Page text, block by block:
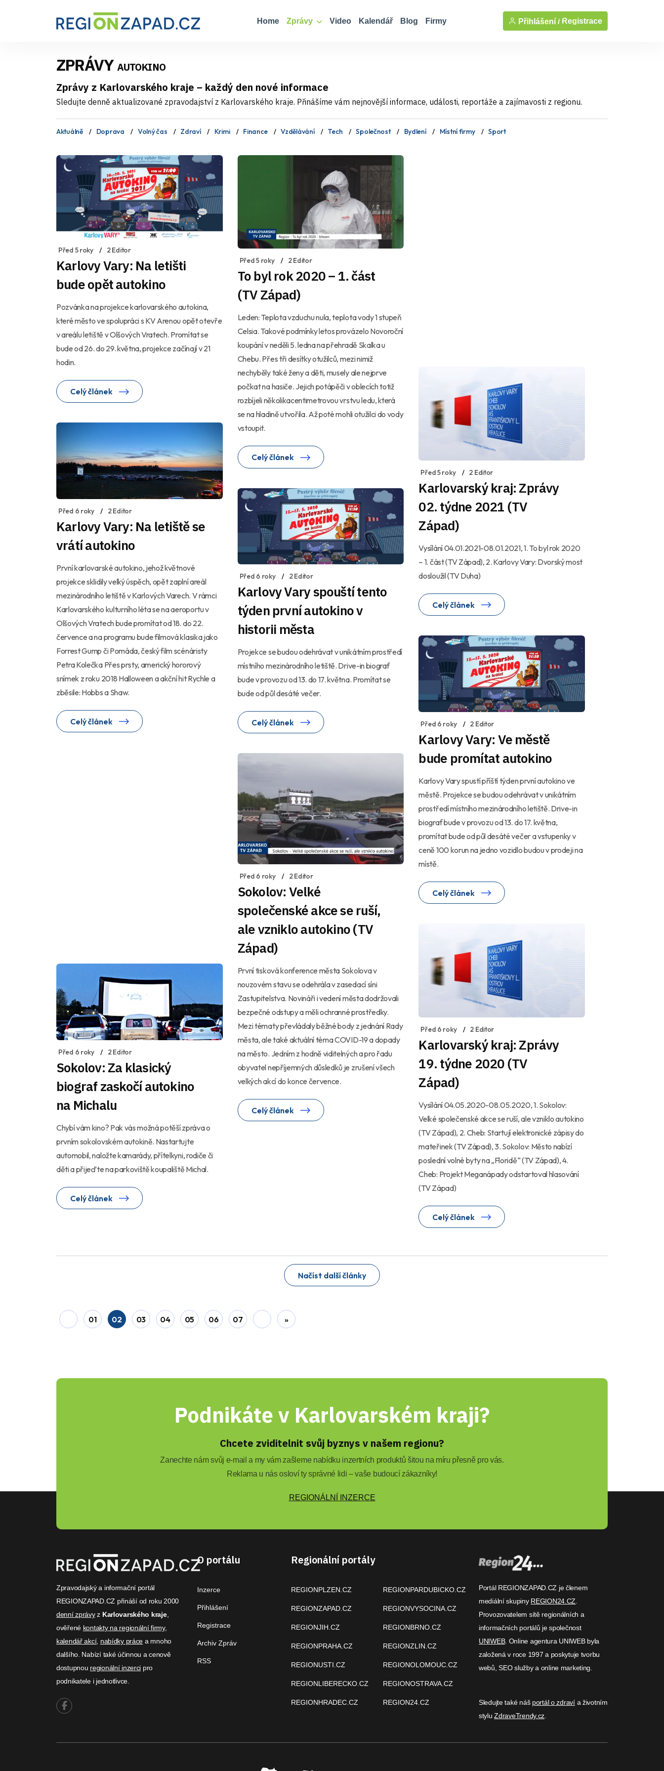
Home Zprávy Video Kalendář Blog Firmy Přihlášení / Registrace
ZPRÁVYAUTOKINO
Zprávy z Karlovarského kraje – každý den nové informace
Sledujte denně aktualizované zpravodajství z Karlovarského kraje. Přinášíme vám nejnovější informace, události, reportáže a zajímavosti z regionu.
Aktuálně Doprava Volný čas Zdraví Krimi Finance Vzdělávání Tech Společnost Bydlení Místní firmy Sport
Před 5 roky 2 Editor
Karlovy Vary: Na letišti
bude opět autokino
Pozvánka na projekce karlovarského autokina,
které město ve spolupráci s KV Arenou opět otevře
v areálu letiště v Olšových Vratech. Promítat se
bude od 26. do 29. května, projekce začínají v 21
hodin.
Celý článek
Před 5 roky 2 Editor
To byl rok 2020 – 1. část
(TV Západ)
Leden: Teplota vzduchu nula, teplota vody 1 stupeň
Celsia. Takové podmínky letos provázelo Novoroční
koupání v neděli 5. ledna na přehradě Skalka u
Chebu. Přes tři desítky otužilců, mezi nimiž
nechyběly také ženy a děti, musely ale nejprve
počkat na hasiče. Jejich potápěči v oblecích totiž
rozbíjeli několikacentimetrovou vrstvu ledu, která
se na hladině utvořila. Až poté mohli otužilci do vody
vstoupit.
Celý článek
Před 5 roky 2 Editor
Karlovarský kraj: Zprávy
02. týdne 2021 (TV
Západ)
Vysílání 04.01.2021-08.01.2021, 1. To byl rok 2020
– 1. část (TV Západ), 2. Karlovy Vary: Dvorský most
dosloužil (TV Duha)
Celý článek
Před 6 roky 2 Editor
Karlovy Vary: Na letiště se
vrátí autokino
První karlovarské autokino, jehož květnové
projekce sklidily velký úspěch, opět zaplní areál
mezinárodního letiště v Karlových Varech. V rámci
Karlovarského kulturního léta se na aeroportu v
Olšových Vratech bude promítat od 18. do 22.
července a na programu bude filmová klasika jako
Forrest Gump či Pomáda, český film scénáristy
Petra Kolečka Přes prsty, americký hororový
snímek z roku 2018 Halloween a akční hit Rychle a
zběsile: Hobbs a Shaw.
Celý článek
Před 6 roky 2 Editor
Karlovy Vary spouští tento
týden první autokino v
historii města
Projekce se budou odehrávat v unikátním prostředí
místního mezinárodního letiště. Drive-in biograf
bude v provozu od 13. do 17. května. Promítat se
bude od půl desáté večer.
Celý článek Před 6 roky 2 Editor
Karlovy Vary: Ve městě
bude promítat autokino
Karlovy Vary spustí příští týden první autokino ve
městě. Projekce se budou odehrávat v unikátním
prostředí místního mezinárodního letiště. Drive-in
biograf bude v provozu od 13. do 17. května,
promítat bude od půl desáté večer a vstupenky v
ceně 100 korun na jedno vozidlo budou v prodeji na
místě.
Celý článek
Před 6 roky 2 Editor
Sokolov: Velké
společenské akce se ruší,
ale vzniklo autokino (TV
Západ)
První tisková konference města Sokolova v
nouzovém stavu se odehrála v zasedací síni
Zastupitelstva. Novináři i vedení města dodržovali
bezpečné odstupy a měli ochranné prostředky.
Mezi tématy převládaly běžné body z jednání Rady
města, ale také aktuální téma COVID-19 a dopady
na město. Jedním z hodně viditelných a pro řadu
obyvatel nepříjemných důsledků je zrušení všech
velkých akcí do konce července.
Celý článek
Před 6 roky 2 Editor
Karlovarský kraj: Zprávy
19. týdne 2020 (TV
Západ)
Vysílání 04.05.2020-08.05.2020, 1. Sokolov:
Velké společenské akce se ruší, ale vzniklo autokino
(TV Západ), 2. Cheb: Startují elektronické zápisy do
mateřinek (TV Západ), 3. Sokolov: Město nabízí
poslední volné byty na „Floridě“ (TV Západ), 4.
Cheb: Projekt Meganápady odstartoval hlasování
(TV Západ)
Celý článek
Před 6 roky 2 Editor
Sokolov: Za klasický
biograf zaskočí autokino
na Michalu
Chybí vám kino? Pak vás možná potěší zpráva o
prvním sokolovském autokině. Nastartujte
automobil, naložte kamarády, přítelkyni, rodiče či
děti a přijeďte na parkoviště koupaliště Michal.
Celý článek
Načíst další články
01 02 03 04 05 06 07 »
Podnikáte v Karlovarském kraji?
Chcete zviditelnit svůj byznys v našem regionu?
Zanechte nám svůj e-mail a my vám zašleme nabídku inzertních produktů šitou na míru přesně pro vás.
Reklama u nás osloví ty správné lidi – vaše budoucí zákazníky!
REGIONÁLNÍ INZERCE
Zpravodajský a informační portál
REGIONZAPAD.CZ přináší od roku 2000
denní zprávyz Karlovarského kraje,
ověřené kontakty na regionální firmy,
kalendář akcí, nabídky práce a mnoho
dalšího. Nabízí také účinnou a cenově
dostupnou regionální inzerci pro
podnikatele i jednotlivce.
O portálu
Inzerce
Přihlášení
Registrace
Archiv Zpráv
RSS
Regionální portály
REGIONPLZEN.CZ
REGIONZAPAD.CZ
REGIONJIH.CZ
REGIONPRAHA.CZ
REGIONUSTI.CZ
REGIONLIBERECKO.CZ
REGIONHRADEC.CZ
REGIONPARDUBICKO.CZ
REGIONVYSOCINA.CZ
REGIONBRNO.CZ
REGIONZLIN.CZ
REGIONOLOMOUC.CZ
REGIONOSTRAVA.CZ
REGION24.CZ
Portál REGIONZAPAD.CZ je členem
mediální skupiny REGION24.CZ.
Provozovatelem sítě regionálních a
informačních portálů je společnost
UNIWEB. Online agentura UNIWEB byla
založená v roce 1997 a poskytuje tvorbu
webů, SEO služby a online marketing.
Sledujte také náš portál o zdravía životním
styluZdraveTrendy.cz.